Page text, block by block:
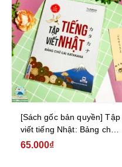
[Sách gốc bản quyền] Tập
viết tiếng Nhật: Bảng chữ
cái Katakana
65.000₫